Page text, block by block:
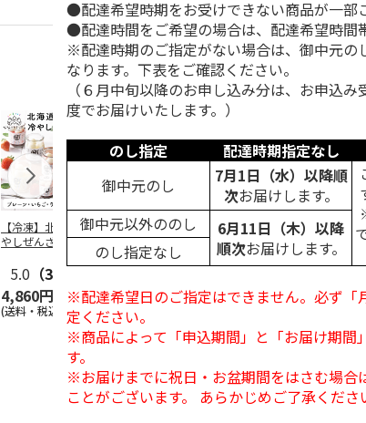
【冷凍】北海道 冷
やしぜんざい 3種6
5.0 （3）
4,860円
(送料・税込)
＜お中元＞東京あん
バターパンケーキ６
個入
4.0（1）
2,300円
(送料・税込)
＜お中元＞江戸日本
橋よもぎ草餅１６個
入
4.0（1）
2,000円
夏
●配達希望時期をお受けできない商品が一部
●配達時間をご希望の場合は、配達希望時間
※配達時期のご指定がない場合は、御中元の
なります。下表をご確認ください。
（６月中旬以降のお申し込み分は、お申込
度でお届けいたします。）
のし指定
配達時期指定なし
御中元のし
7月1日（水）以降順
次お届けします。
御中元以外ののし
6月11日（木）以降
順次お届けします。
のし指定なし
※配達希望日のご指定はできません。必ず「
定ください。
※商品によって「申込期間」と「お届け期間
す。
※お届けまでに祝日・お盆期間をはさむ場合
ことがございます。 あらかじめご了承くだ